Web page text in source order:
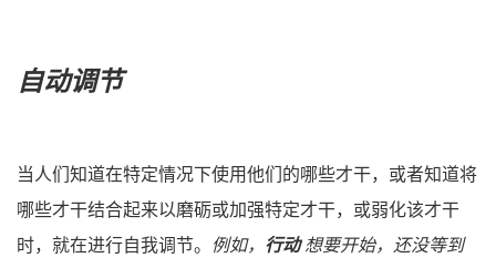
自动调节
当人们知道在特定情况下使用他们的哪些才干，或者知道将
哪些才干结合起来以磨砺或加强特定才干，或弱化该才干
时，就在进行自我调节。 例如， 行动 想要开始，还没等到